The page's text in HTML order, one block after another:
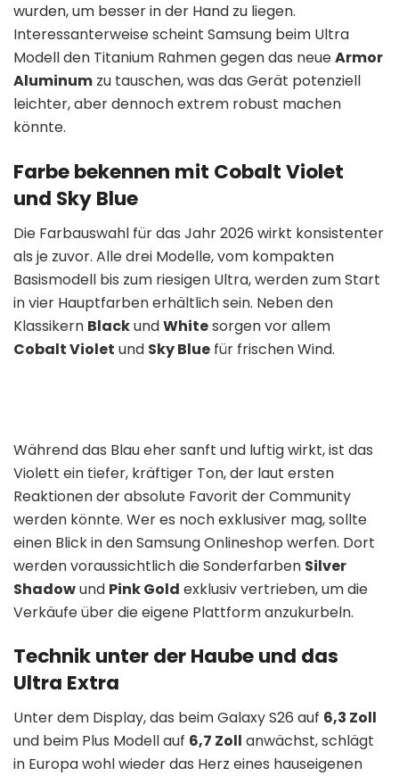
wurden, um besser in der Hand zu liegen.
Interessanterweise scheint Samsung beim Ultra
Modell den Titanium Rahmen gegen das neueArmor
Aluminum zu tauschen, was das Gerät potenziell
leichter, aber dennoch extrem robust machen
könnte.
Farbe bekennen mit Cobalt Violet
und Sky Blue
Die Farbauswahl für das Jahr 2026 wirkt konsistenter
als je zuvor. Alle drei Modelle, vom kompakten
Basismodell bis zum riesigen Ultra, werden zum Start
in vier Hauptfarben erhältlich sein. Neben den
Klassikern BlackundWhitesorgen vor allem
Cobalt Violet und Sky Blue für frischen Wind.
Während das Blau eher sanft und luftig wirkt, ist das
Violett ein tiefer, kräftiger Ton, der laut ersten
Reaktionen der absolute Favorit der Community
werden könnte. Wer es noch exklusiver mag, sollte
einen Blick in den Samsung Onlineshop werfen. Dort
werden voraussichtlich die Sonderfarben Silver
Shadowund Pink Gold exklusiv vertrieben, um die
Verkäufe über die eigene Plattform anzukurbeln.
Technik unter der Haube und das
Ultra Extra
Unter dem Display, das beim Galaxy S26 auf 6,3 Zoll
und beim Plus Modell auf 6,7 Zoll anwächst, schlägt
in Europa wohl wieder das Herz eines hauseigenen